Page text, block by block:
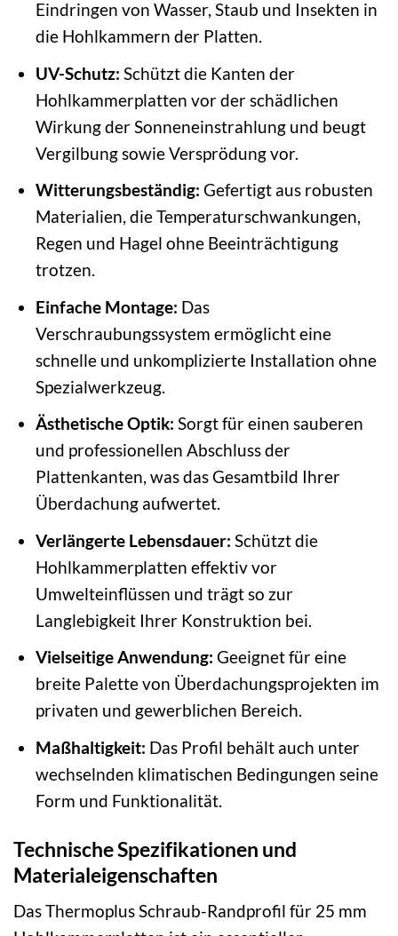
Eindringen von Wasser, Staub und Insekten in
die Hohlkammern der Platten.
UV-Schutz: Schützt die Kanten der
Hohlkammerplatten vor der schädlichen
Wirkung der Sonneneinstrahlung und beugt
Vergilbung sowie Versprödung vor.
Witterungsbeständig: Gefertigt aus robusten
Materialien, die Temperaturschwankungen,
Regen und Hagel ohne Beeinträchtigung
trotzen.
Einfache Montage: Das
Verschraubungssystem ermöglicht eine
schnelle und unkomplizierte Installation ohne
Spezialwerkzeug.
Ästhetische Optik: Sorgt für einen sauberen
und professionellen Abschluss der
Plattenkanten, was das Gesamtbild Ihrer
Überdachung aufwertet.
Verlängerte Lebensdauer: Schützt die
Hohlkammerplatten effektiv vor
Umwelteinflüssen und trägt so zur
Langlebigkeit Ihrer Konstruktion bei.
Vielseitige Anwendung: Geeignet für eine
breite Palette von Überdachungsprojekten im
privaten und gewerblichen Bereich.
Maßhaltigkeit: Das Profil behält auch unter
wechselnden klimatischen Bedingungen seine
Form und Funktionalität.
Technische Spezifikationen und
Materialeigenschaften
Das Thermoplus Schraub-Randprofil für 25 mm